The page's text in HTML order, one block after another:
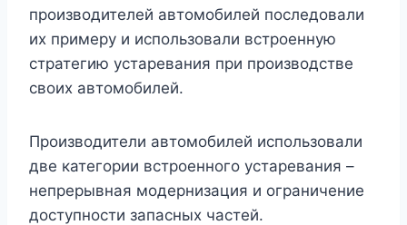
производителей автомобилей последовали
их примеру и использовали встроенную
стратегию устаревания при производстве
своих автомобилей.
Производители автомобилей использовали
две категории встроенного устаревания –
непрерывная модернизация и ограничение
доступности запасных частей.